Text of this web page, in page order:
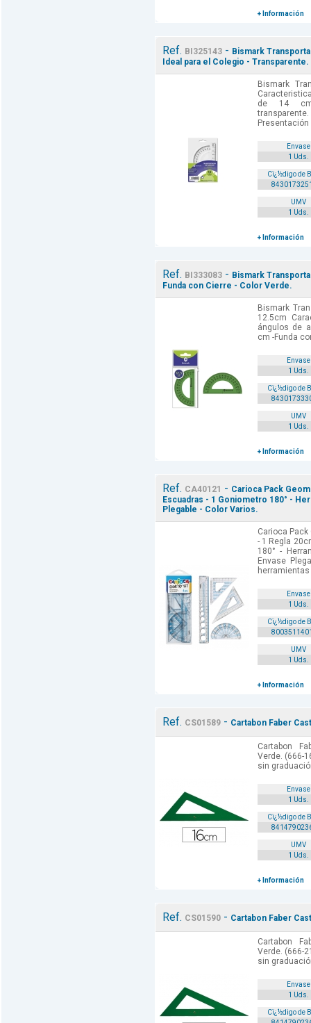
+ Información
Ref. BI325143- Bismark
Ideal para el Colegio - Transparente.
Bismark
de 14
Envase
1 Uds.
Cï¿½digo de
UMV
1 Uds.
+ Información
Ref. BI333083- Bismark
Funda con Cierre - Color Verde.
Bismark
12.5cm
ángulos de
cm -Funda
Envase
1 Uds.
Cï¿½digo de
UMV
1 Uds.
+ Información
Ref. CA40121 - Carioca Pack
Escuadras - 1 Goniometro 180° -
Plegable - Color Varios.
Carioca
- 1 Regla
180° -
Envase
Envase
1 Uds.
Cï¿½digo de
UMV
1 Uds.
+ Información
Ref. CS01589- Cartabon Faber
Cartabon
Verde. (666-
sin
Envase
1 Uds.
Cï¿½digo de
UMV
1 Uds.
+ Información
Ref. CS01590- Cartabon Faber
Cartabon
Verde. (666-
sin
Envase
1 Uds.
Cï¿½digo de